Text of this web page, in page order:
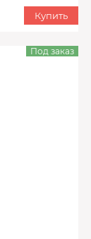
Купить
Под заказ